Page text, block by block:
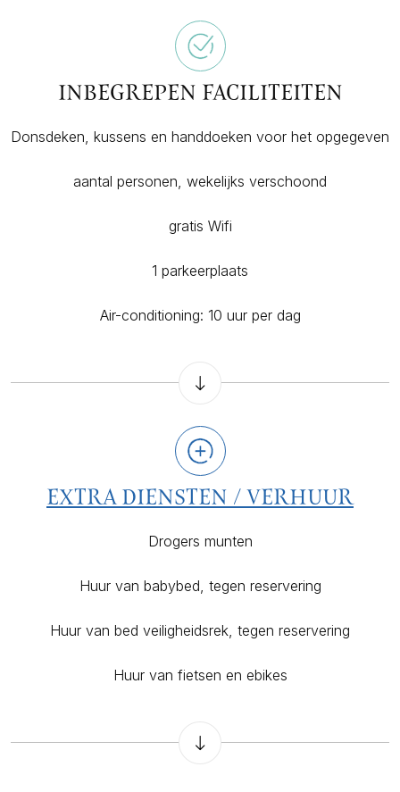
INBEGREPEN FACILITEITEN
Donsdeken, kussens en handdoeken voor het opgegeven
aantal personen, wekelijks verschoond
gratis Wifi
1 parkeerplaats
Air-conditioning: 10 uur per dag
EXTRA DIENSTEN / VERHUUR
Drogers munten
Huur van babybed, tegen reservering
Huur van bed veiligheidsrek, tegen reservering
Huur van fietsen en ebikes